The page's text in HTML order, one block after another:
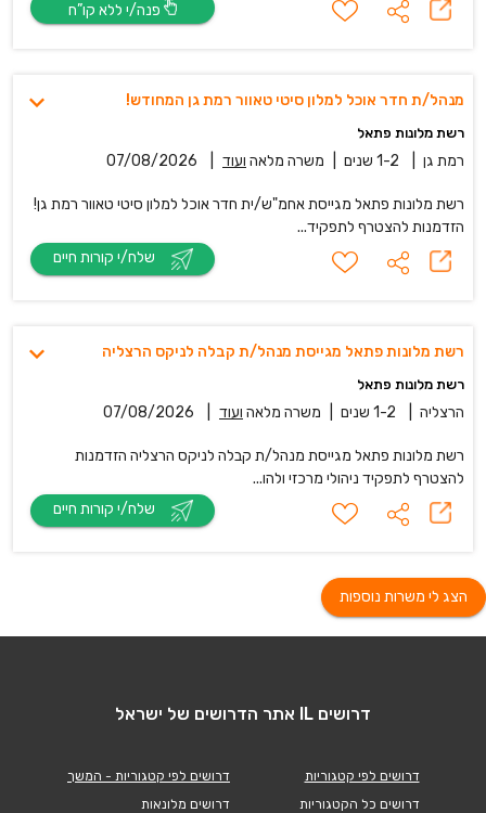
מנהל/ת חדר אוכל למלון סיטי טאוור רמת ג‎ן המחודש!
רשת מלונות פתאל
רמת גן 1-2 שנים משרה מלאה ועוד 07/08/2026
רשת מלונות פתאל מגייסת אחמ"ש/ית חדר אוכל למלון סיטי טאוור רמת גן!
הזדמנות להצטרף לתפקיד...
רשת מלונות פתאל מגייסת מנהל/ת קבלה לניקס הרצליה
רשת מלונות פתאל
הרצליה 1-2 שנים משרה מלאה ועוד 07/08/2026
רשת מלונות פתאל מגייסת מנהל/ת קבלה לניקס הרצליה הזדמנות
להצטרף לתפקיד ניהולי מרכזי ולהו...
הצג לי משרות נוספות
דרושים IL אתר הדרושים של ישראל
דרושים לפי קטגוריות
דרושים כל הקטגוריות
דרושים לפי קטגוריות - המשך
דרושים מלונאות